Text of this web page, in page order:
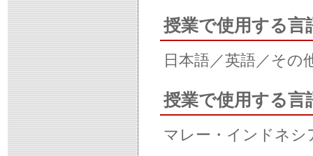
授業で使用する言
日本語／英語／その
授業で使用する言
マレー・インドネシ